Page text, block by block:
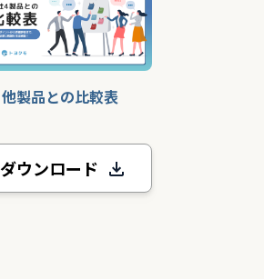
他製品との比較表
ダウンロード